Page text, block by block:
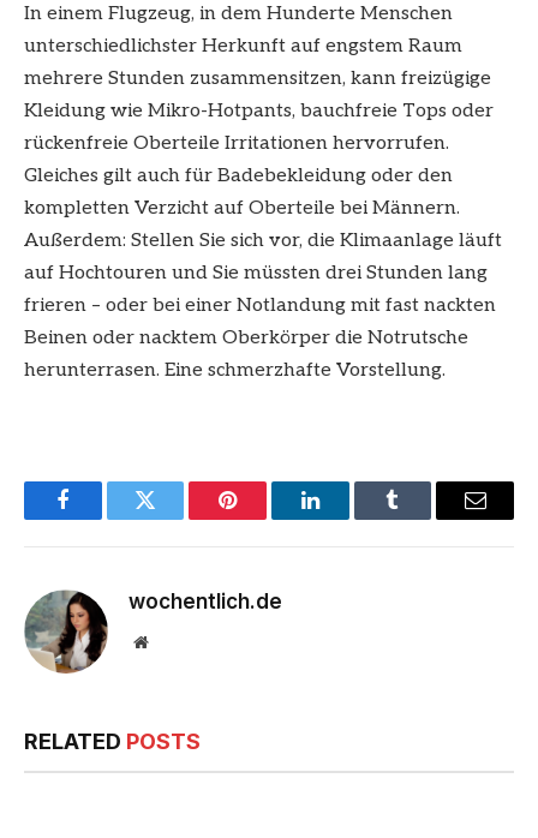
In einem Flugzeug, in dem Hunderte Menschen
unterschiedlichster Herkunft auf engstem Raum
mehrere Stunden zusammensitzen, kann freizügige
Kleidung wie Mikro-Hotpants, bauchfreie Tops oder
rückenfreie Oberteile Irritationen hervorrufen.
Gleiches gilt auch für Badebekleidung oder den
kompletten Verzicht auf Oberteile bei Männern.
Außerdem: Stellen Sie sich vor, die Klimaanlage läuft
auf Hochtouren und Sie müssten drei Stunden lang
frieren – oder bei einer Notlandung mit fast nackten
Beinen oder nacktem Oberkörper die Notrutsche
herunterrasen. Eine schmerzhafte Vorstellung.
FacebookTwitter Pinterest LinkedInTumblr Email
wochentlich.de
Website
RELATED POSTS